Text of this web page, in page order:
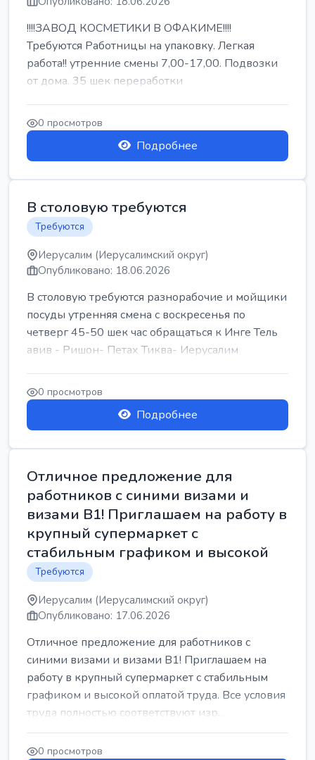
!!!!ЗАВОД КОСМЕТИКИ В ОФАКИМЕ!!!!
Требуются Работницы на упаковку. Легкая
работа!! утренние смены 7,00-17,00. Подвозки
от дома. 35 шек переработки
0 просмотров
Подробнее
В столовую требуются
Требуются
Иерусалим (Иерусалимский округ)
Опубликовано: 18.06.2026
В столовую требуются разнорабочие и мойщики
посуды утренняя смена с воскресенья по
четверг 45-50 шек час обращаться к Инге Тель
авив - Ришон- Петах Тиква- Иерусалим
0 просмотров
Подробнее
Отличное предложение для
работников с синими визами и
визами B1! Приглашаем на работу в
крупный супермаркет с
стабильным графиком и высокой
Требуются
Иерусалим (Иерусалимский округ)
Опубликовано: 17.06.2026
Отличное предложение для работников с
синими визами и визами B1! Приглашаем на
работу в крупный супермаркет с стабильным
графиком и высокой оплатой труда. Все условия
труда полностью соответствуют изр...
0 просмотров